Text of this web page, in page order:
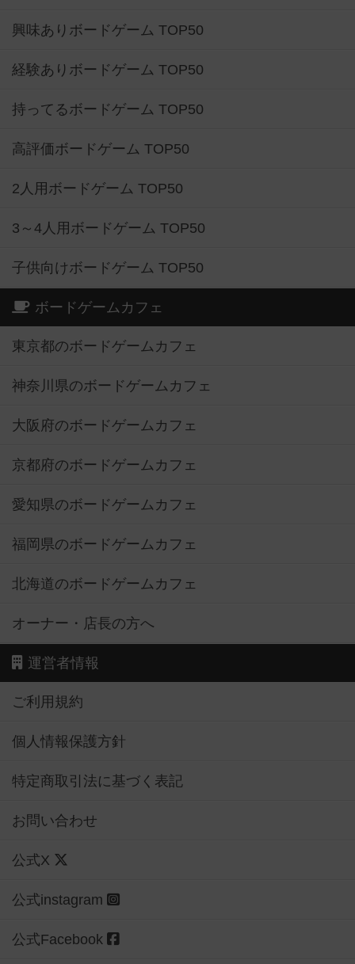
興味ありボードゲーム TOP50
経験ありボードゲーム TOP50
持ってるボードゲーム TOP50
高評価ボードゲーム TOP50
2人用ボードゲーム TOP50
3～4人用ボードゲーム TOP50
子供向けボードゲーム TOP50
ボードゲームカフェ
東京都のボードゲームカフェ
神奈川県のボードゲームカフェ
大阪府のボードゲームカフェ
京都府のボードゲームカフェ
愛知県のボードゲームカフェ
福岡県のボードゲームカフェ
北海道のボードゲームカフェ
オーナー・店長の方へ
運営者情報
ご利用規約
個人情報保護方針
特定商取引法に基づく表記
お問い合わせ
公式X
公式instagram
公式Facebook